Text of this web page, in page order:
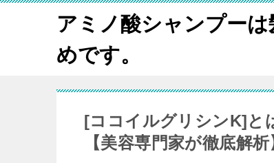
アミノ酸シャンプー
めです。
[ココイルグリシンK]と
【美容専門家が徹底解析